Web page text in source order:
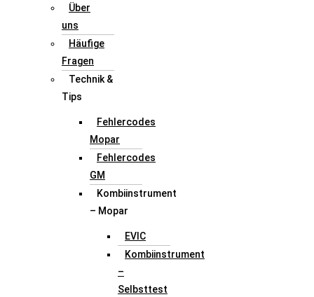
Über
uns
Häufige
Fragen
Technik &
Tips
Fehlercodes
Mopar
Fehlercodes
GM
Kombiinstrument
– Mopar
EVIC
Kombiinstrument
–
Selbsttest